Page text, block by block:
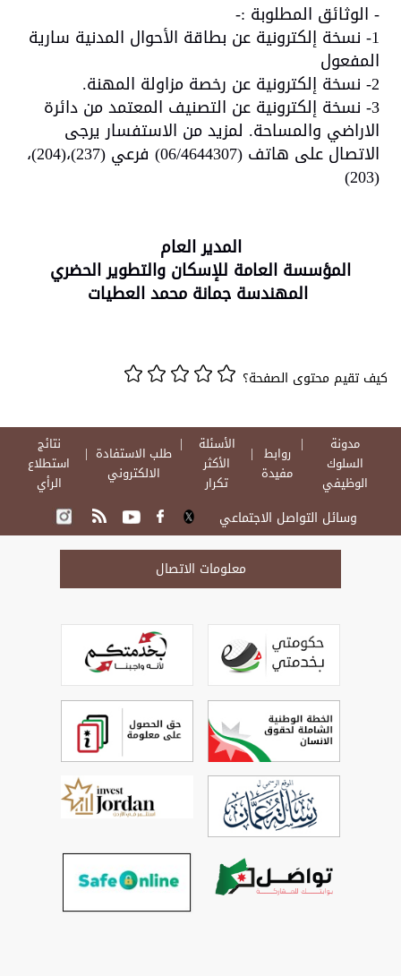
- الوثائق المطلوبة :-
1- نسخة إلكترونية عن بطاقة الأحوال المدنية سارية
المفعول
2- نسخة إلكترونية عن رخصة مزاولة المهنة.
3- نسخة إلكترونية عن التصنيف المعتمد من دائرة
الاراضي والمساحة. لمزيد من الاستفسار يرجى
الاتصال على هاتف (06/4644307) فرعي (237)،(204)،
(203)
المدير العام
المؤسسة العامة للإسكان والتطوير الحضري
المهندسة جمانة محمد العطيات
كيف تقيم محتوى الصفحة؟
مدونة
السلوك
الوظيفي
روابط
مفيدة
الأسئلة
الأكثر
تكرار
طلب الاستفادة
الالكتروني
نتائج
استطلاع
الرأي
وسائل التواصل الاجتماعي
معلومات الاتصال